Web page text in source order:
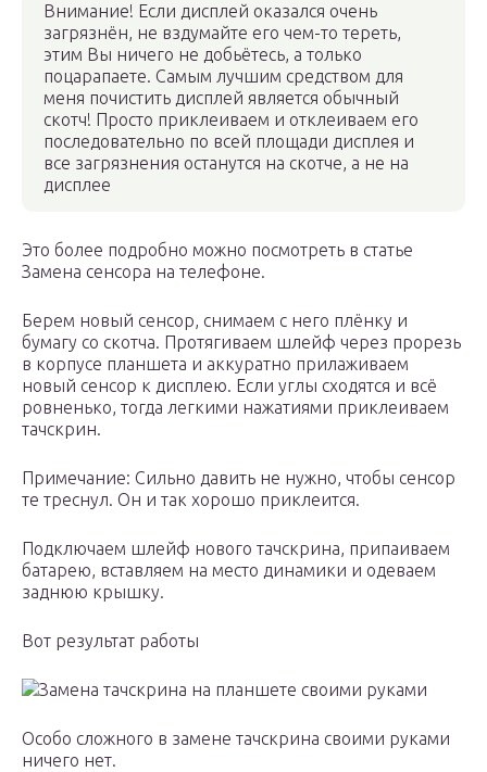
Внимание! Если дисплей оказался очень
загрязнён, не вздумайте его чем-то тереть,
этим Вы ничего не добьётесь, а только
поцарапаете. Самым лучшим средством для
меня почистить дисплей является обычный
скотч! Просто приклеиваем и отклеиваем его
последовательно по всей площади дисплея и
все загрязнения останутся на скотче, а не на
дисплее
Это более подробно можно посмотреть в статье
Замена сенсора на телефоне.
Берем новый сенсор, снимаем с него плёнку и
бумагу со скотча. Протягиваем шлейф через прорезь
в корпусе планшета и аккуратно прилаживаем
новый сенсор к дисплею. Если углы сходятся и всё
ровненько, тогда легкими нажатиями приклеиваем
тачскрин.
Примечание: Сильно давить не нужно, чтобы сенсор
те треснул. Он и так хорошо приклеится.
Подключаем шлейф нового тачскрина, припаиваем
батарею, вставляем на место динамики и одеваем
заднюю крышку.
Вот результат работы
Замена тачскрина на планшете своими руками
Особо сложного в замене тачскрина своими руками
ничего нет.